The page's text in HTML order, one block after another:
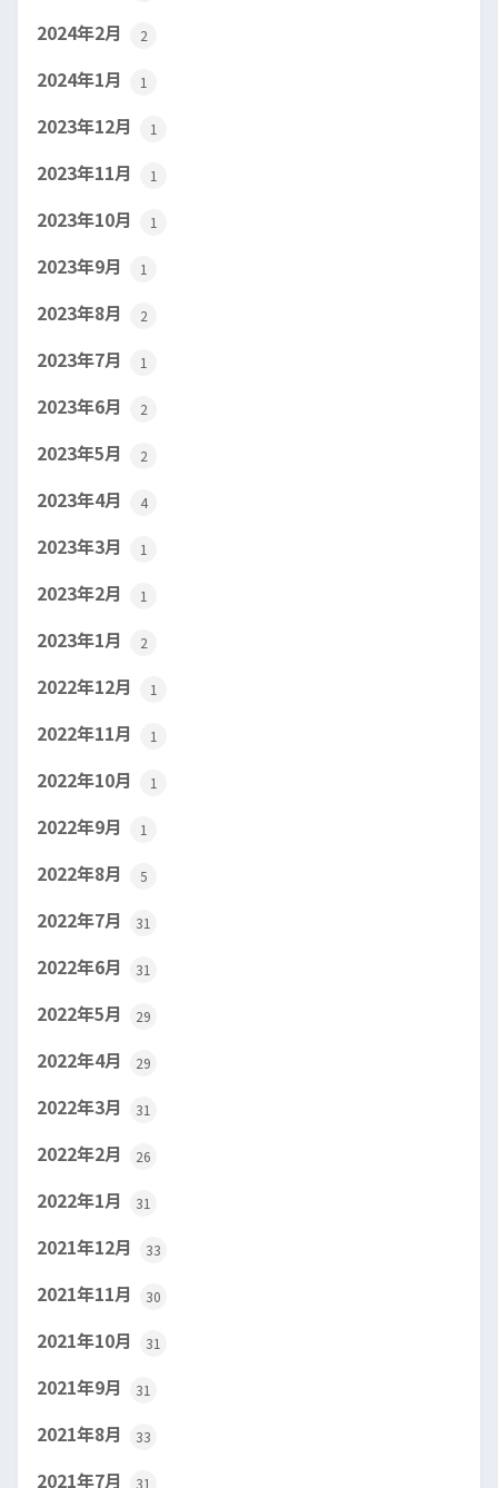
2024年2月 2
2024年1月 1
2023年12月 1
2023年11月 1
2023年10月 1
2023年9月 1
2023年8月 2
2023年7月 1
2023年6月 2
2023年5月 2
2023年4月 4
2023年3月 1
2023年2月 1
2023年1月 2
2022年12月 1
2022年11月 1
2022年10月 1
2022年9月 1
2022年8月 5
2022年7月 31
2022年6月 31
2022年5月 29
2022年4月 29
2022年3月 31
2022年2月 26
2022年1月 31
2021年12月 33
2021年11月 30
2021年10月 31
2021年9月 31
2021年8月 33
2021年7月 31